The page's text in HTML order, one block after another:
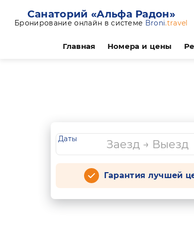
Санаторий «Альфа Радон»
Бронирование онлайн в системе Broni.travel
Главная Номера и цены
Даты
Гарантия лучшей